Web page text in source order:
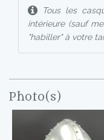
Tous les
intérieure (sauf
"habiller" à votre
Photo(s)